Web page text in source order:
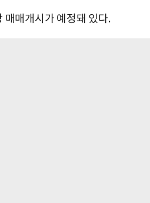
매매개시가 예정돼 있다.